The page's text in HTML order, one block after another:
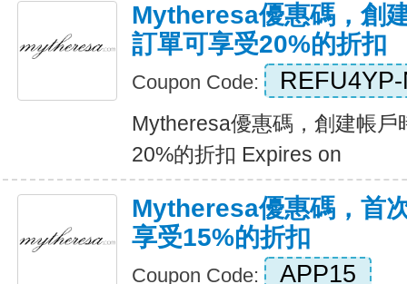
Mytheresa優惠碼，創
訂單可享受20%的折扣
Coupon Code:
Mytheresa優惠碼，創建帳
20%的折扣 Expires on
Mytheresa優惠碼，首
享受15%的折扣
Coupon Code: APP15